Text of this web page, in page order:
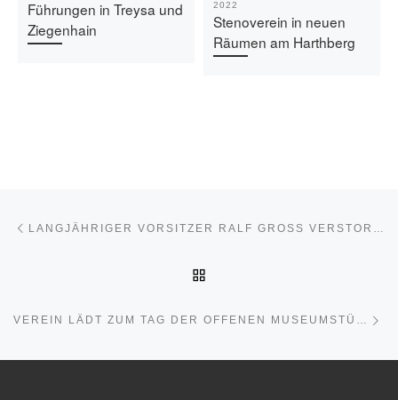
Führungen in Treysa und
Ziegenhain
2022
Stenoverein in neuen
Räumen am Harthberg
VEREIN LÄDT ZUM TAG DER OFFENEN MUSEUMSTÜR EIN